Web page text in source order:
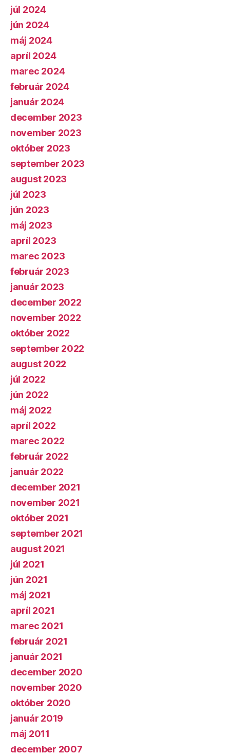
júl 2024
jún 2024
máj 2024
apríl 2024
marec 2024
február 2024
január 2024
december 2023
november 2023
október 2023
september 2023
august 2023
júl 2023
jún 2023
máj 2023
apríl 2023
marec 2023
február 2023
január 2023
december 2022
november 2022
október 2022
september 2022
august 2022
júl 2022
jún 2022
máj 2022
apríl 2022
marec 2022
február 2022
január 2022
december 2021
november 2021
október 2021
september 2021
august 2021
júl 2021
jún 2021
máj 2021
apríl 2021
marec 2021
február 2021
január 2021
december 2020
november 2020
október 2020
január 2019
máj 2011
december 2007